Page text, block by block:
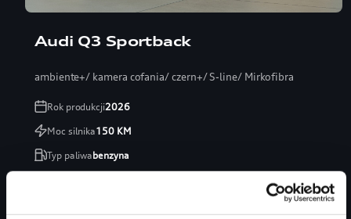
Audi Q3 Sportback
ambiente+/ kamera cofania/ czern+/ S-line/ Mirkofibra
Rok produkcji2026
Moc silnika150KM
Typ paliwabenzyna